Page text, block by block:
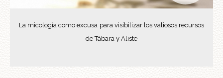
La micología como excusa para visibilizar los valiosos recursos
de Tábara y Aliste